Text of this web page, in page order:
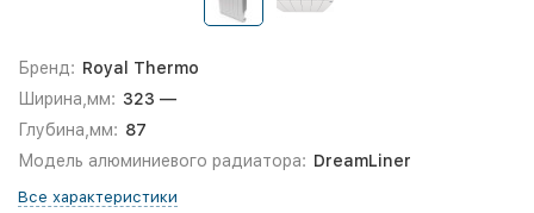
Бренд: Royal Thermo
Ширина,мм: 323 —
Глубина,мм: 87
Модель алюминиевого радиатора: DreamLiner
Все характеристики